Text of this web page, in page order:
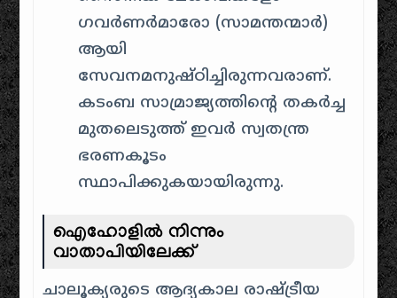
ഗവർണർമാരോ (സാമന്തന്മാർ)
ആയി
സേവനമനുഷ്ഠിച്ചിരുന്നവരാണ്.
കടംബ സാമ്രാജ്യത്തിന്റെ തകർച്ച
മുതലെടുത്ത് ഇവർ സ്വതന്ത്ര
ഭരണകൂടം
സ്ഥാപിക്കുകയായിരുന്നു.
ഐഹോളിൽ നിന്നും
വാതാപിയിലേക്ക്
ചാലൂക്യരുടെ ആദ്യകാല രാഷ്ട്രീയ